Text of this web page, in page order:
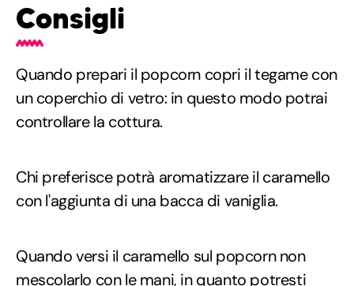
Consigli
Quando prepari il popcorn copri il tegame con
un coperchio di vetro: in questo modo potrai
controllare la cottura.
Chi preferisce potrà aromatizzare il caramello
con l'aggiunta di una bacca di vaniglia.
Quando versi il caramello sul popcorn non
mescolarlo con le mani, in quanto potresti